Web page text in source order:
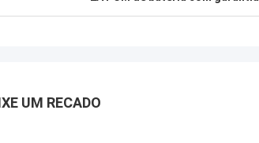
UM RECADO